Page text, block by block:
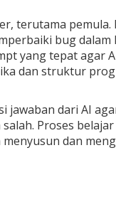
terutama pemula.
bug dalam
yang tepat agar
dan struktur
jawaban dari AI
Proses
dan